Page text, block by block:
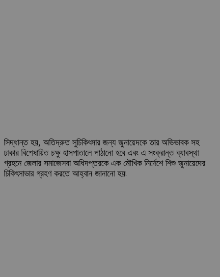
সিদ্ধান্ত হয়, অতিদ্রুত সুচিকিৎসার জন্য জুনায়েদকে তার অভিভাবক সহ
ঢাকার বিশেষায়িত চক্ষু হাসপাতালে পাঠানো হবে এবং এ সংক্রান্ত ব্যাবস্থা
গ্রহনে জেলার সমাজেসবা অধিদপ্তরকে এক মৌখিক নির্দেশে শিশু জুনায়েদের
চিকিৎসাভার গ্রহণ করতে আহ্বান জানানো হয়৷